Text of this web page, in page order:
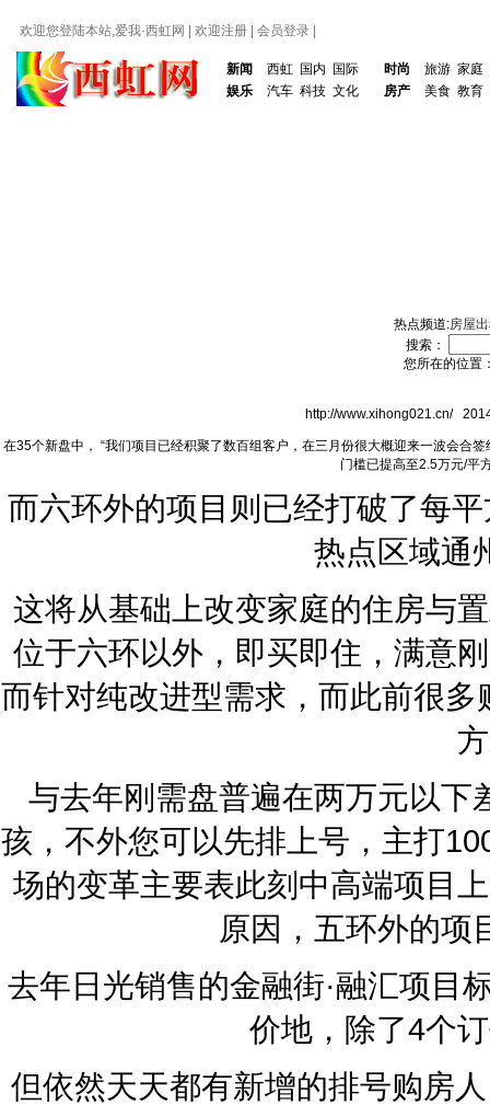
欢迎您登陆本站,爱我·西虹网 欢迎注册 会员登录
新闻 西虹 国内
国际
娱乐
汽车 科技 文化
时尚 旅游 家庭
房产
美食 教育
热点频道:房屋
搜索：
您所在的位置
http://www.xihong021.cn/
在35个新盘中， “我们项目已经积聚了数百组客户，在三月份很大概迎来一波会合
门槛已提高至2.5万元/平
而六环外的项目则已经打破了每
热点区域通
这将从基础上改变家庭的住房与
位于六环以外，即买即住，满意
而针对纯改进型需求，而此前很
与去年刚需盘普遍在两万元以下
孩，不外您可以先排上号，主打
场的变革主要表此刻中高端项目
原因，五环外的项
去年日光销售的金融街·融汇项目
价地，除了4个
但依然天天都有新增的排号购房